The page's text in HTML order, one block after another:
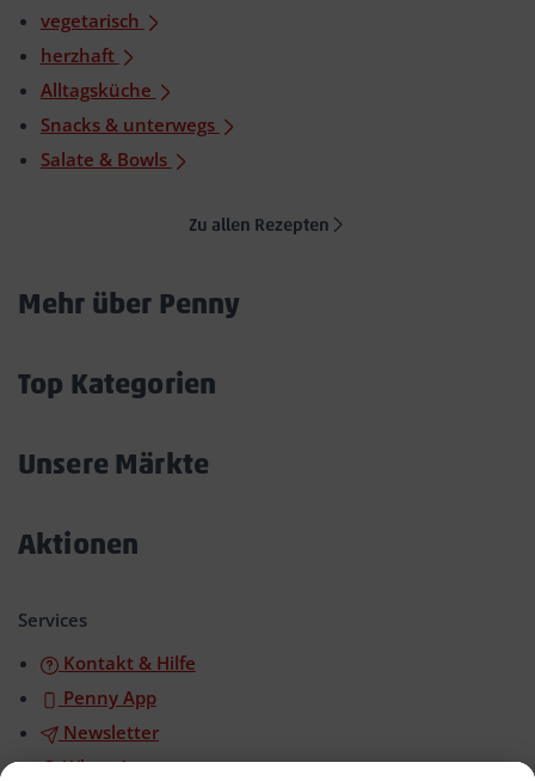
vegetarisch
herzhaft
Alltagsküche
Snacks & unterwegs
Salate & Bowls
Zu allen Rezepten
Mehr über Penny
Top Kategorien
Unsere Märkte
Aktionen
Services
Kontakt & Hilfe
Penny App
Newsletter
WhatsApp